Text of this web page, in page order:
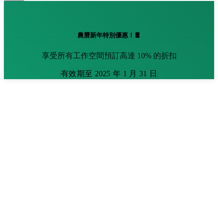
農曆新年特別優惠！🧧
享受所有工作空間預訂高達 10% 的折扣
有效期至 2025 年 1 月 31 日